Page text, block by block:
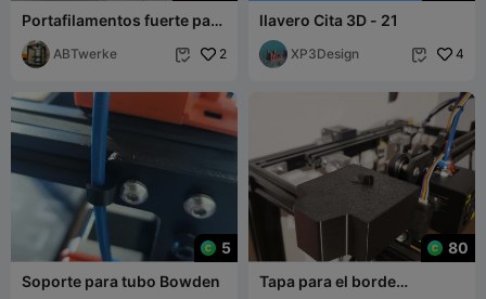
Portafilamentos fuerte para
Ender-5 S1
ABTwerke  2
llavero Cita 3D - 21
XP3Design  4
5
Soporte para tubo Bowden
80
Tapa para el borde